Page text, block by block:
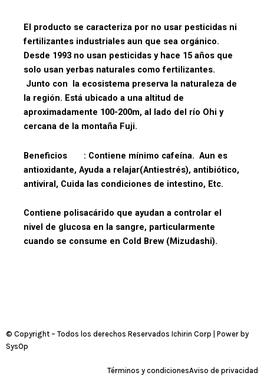
El producto se caracteriza por no usar pesticidas ni
fertilizantes industriales aun que sea orgánico.
Desde 1993 no usan pesticidas y hace 15 años que
solo usan yerbas naturales como fertilizantes.
Junto con la ecosistema preserva la naturaleza de
la región. Está ubicado a una altitud de
aproximadamente 100-200m, al lado del río Ohi y
cercana de la montaña Fuji.
Beneficios : Contiene mínimo cafeína. Aun es
antioxidante, Ayuda a relajar(Antiestrés), antibiótico,
antiviral, Cuida las condiciones de intestino, Etc.
Contiene polisacárido que ayudan a controlar el
nivel de glucosa en la sangre, particularmente
cuando se consume en Cold Brew (Mizudashi).
© Copyright – Todos los derechos Reservados Ichirin Corp | Power by
SysOp
Términos y condicionesAviso de privacidad